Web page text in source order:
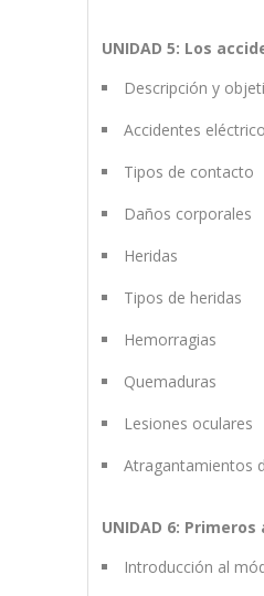
UNIDAD 5: Los
Descripción y
Accidentes
Tipos de contacto
Daños corporales
Heridas
Tipos de heridas
Hemorragias
Quemaduras
Lesiones oculares
Atragantamientos
UNIDAD 6: Primeros
Introducción al